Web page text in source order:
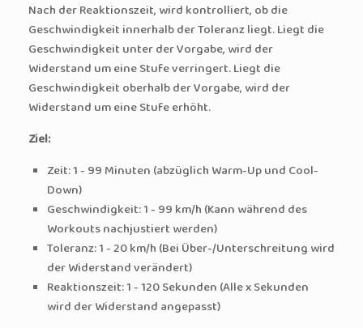
Nach der Reaktionszeit, wird kontrolliert, ob die
Geschwindigkeit innerhalb der Toleranz liegt. Liegt die
Geschwindigkeit unter der Vorgabe, wird der
Widerstand um eine Stufe verringert. Liegt die
Geschwindigkeit oberhalb der Vorgabe, wird der
Widerstand um eine Stufe erhöht.
Ziel:
Zeit: 1 - 99 Minuten (abzüglich Warm-Up und Cool-
Down)
Geschwindigkeit: 1 - 99 km/h (Kann während des
Workouts nachjustiert werden)
Toleranz: 1 - 20 km/h (Bei Über-/Unterschreitung wird
der Widerstand verändert)
Reaktionszeit: 1 - 120 Sekunden (Alle x Sekunden
wird der Widerstand angepasst)